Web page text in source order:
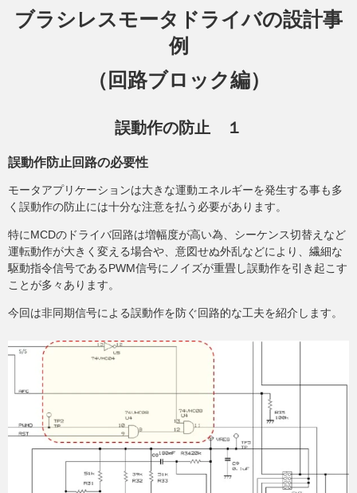
ブラシレスモータドライバの設計事
例
（回路ブロック編）
誤動作の防止 １
誤動作防止回路の必要性
モータアプリケーションは大きな運動エネルギーを発生する事も多
く誤動作の防止には十分な注意を払う必要があります。
特にMCDのドライバ回路は増幅度が高い為、シーケンス切替えなど
運転動作が大きく変える場合や、意図せぬ外乱などにより、繊細な
駆動指令信号であるPWM信号にノイズが重畳し誤動作を引き起こす
ことが多々あります。
今回は非同期信号による誤動作を防ぐ回路的な工夫を紹介します。